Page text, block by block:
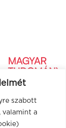
szabott
valamint a